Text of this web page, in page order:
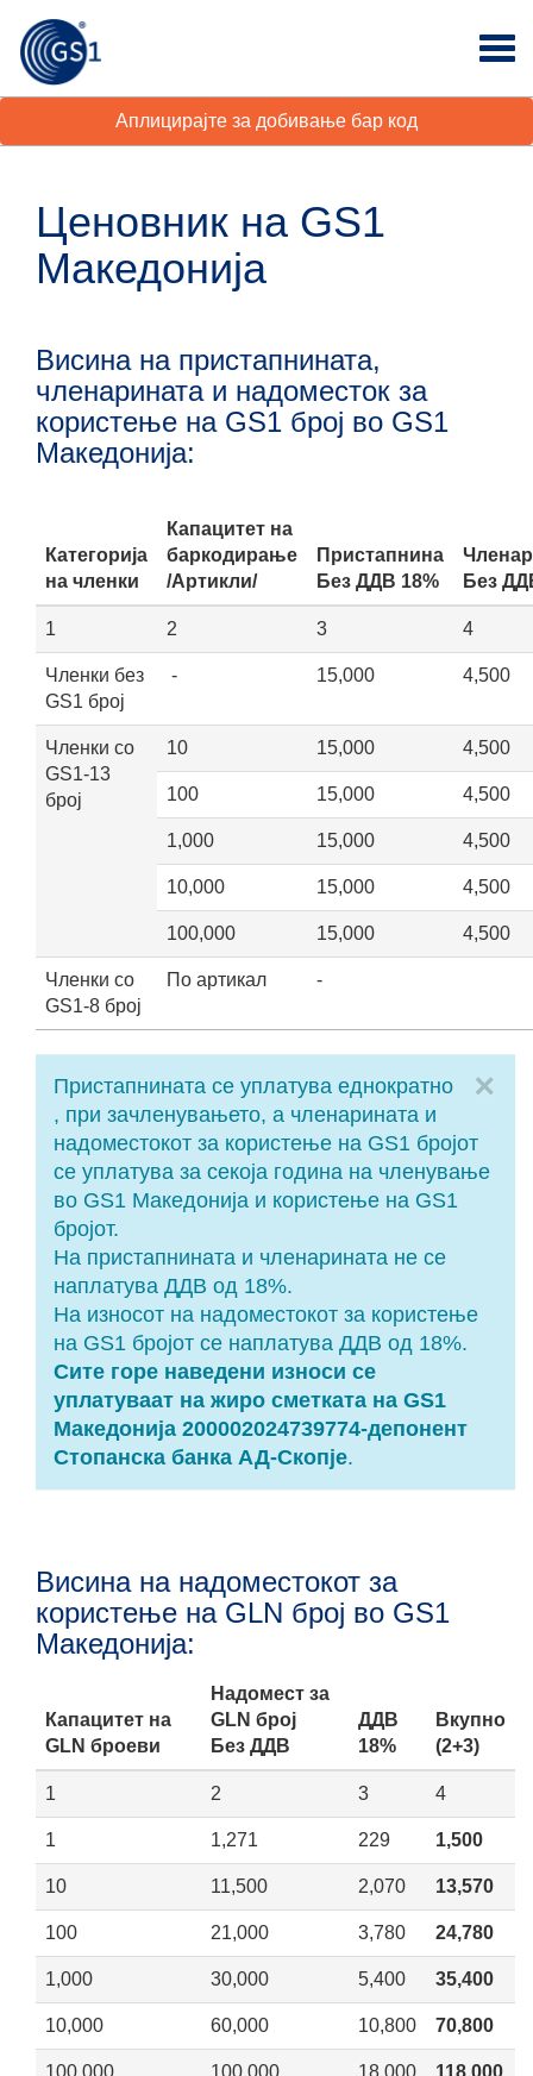
Аплицирајте за добивање бар код
Ценовник на GS1
Македонија
Висина на пристапнината,
членарината и надоместок за
користење на GS1 број во GS1
Македонија:
Категорија
на членки
Капацитет на
баркодирање
/Артикли/
Пристапнина
Без ДДВ 18%
Без
1 2 3 4
Членки без
GS1 број
- 15,000 4,500
Членки со
GS1-13
број
10 15,000 4,500
100 15,000 4,500
1,000 15,000 4,500
10,000 15,000 4,500
100,000 15,000 4,500
Членки со
GS1-8 број
По артикал -
Пристапнината се уплатува еднократно
, при зачленувањето, а членарината и
надоместокот за користење на GS1 бројот
се уплатува за секоја година на членување
во GS1 Македонија и користење на GS1
бројот.
На пристапнината и членарината не се
наплатува ДДВ од 18%.
На износот на надоместокот за користење
на GS1 бројот се наплатува ДДВ од 18%.
Сите горе наведени износи се
уплатуваат на жиро сметката на GS1
Македонија 200002024739774-депонент
Стопанска банка АД-Скопје.
Висина на надоместокот за
користење на GLN број во GS1
Македонија:
Капацитет на
GLN броеви
Надомест за
GLN број
Без ДДВ
ДДВ
18%
Вкупно
(2+3)
1 2 3 4
1 1,271 229 1,500
10 11,500 2,070 13,570
100 21,000 3,780 24,780
1,000 30,000 5,400 35,400
10,000 60,000 10,800 70,800
100,000 100,000 18,000 118,000